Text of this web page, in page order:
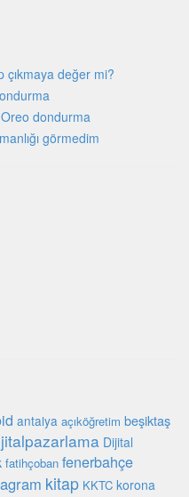
çıkmaya değer mi?
dondurma
görmedim
antalya açıköğretim beşiktaş
Dijital
fatihçoban fenerbahçe
kitap KKTC korona